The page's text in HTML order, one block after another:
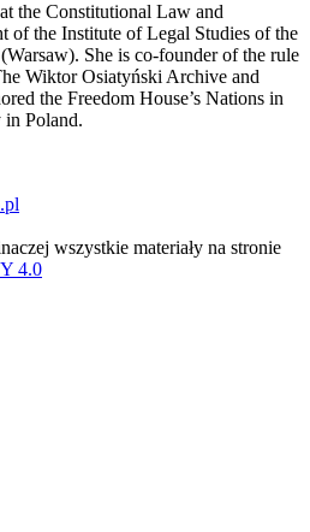
the Constitutional Law and
of the Institute of Legal Studies of the
She is co-founder of the rule
Wiktor Osiatyński Archive and
the Freedom House’s Nations in
in Poland.
wszystkie materiały na stronie
4.0